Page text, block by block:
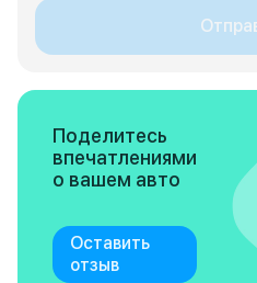
Поделитесь
впечатлениями
о вашем авто
Оставить
отзыв